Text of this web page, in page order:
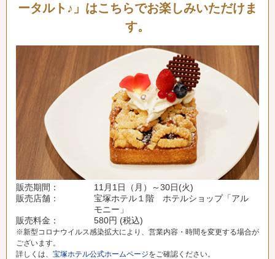
ータルト♪」はこちらでお楽しみいただけま
す。
販売期間：
11月1日（月）～30日(火)
販売店舗：
宝塚ホテル１階 ホテルショップ「アル
モニー」
販売料金：
580円 (税込)
※新型コロナウイルス感染拡大により、営業内容・時間を変更する場合が
ございます。
詳しくは、 宝塚ホテル公式ホームページをご確認ください。